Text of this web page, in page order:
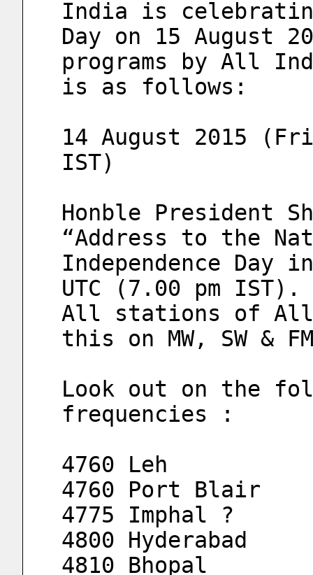
India is
Day on 15 August
programs by All
is as follows:
14 August 2015
IST)
Honble President
“Address to the
Independence Day
UTC (7.00 pm IST).
All stations of
this on MW, SW &
Look out on the
frequencies :
4760 Leh
4760 Port Blair
4775 Imphal ?
4800 Hyderabad
4810 Bhopal